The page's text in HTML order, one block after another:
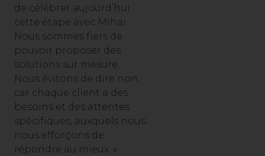
de célébrer aujourd’hui
cette étape avec Mihai.
Nous sommes fiers de
pouvoir proposer des
solutions sur mesure.
Nous évitons de dire non,
car chaque client a des
besoins et des attentes
spécifiques, auxquels nous
nous efforçons de
répondre au mieux. »